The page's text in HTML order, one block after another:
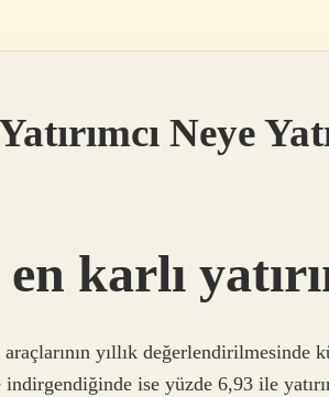
Neye
karlı
araçlarının yıllık
ise yüzde 6,93 ile